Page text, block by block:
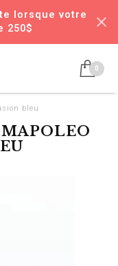
lorsque votre
250$
0
bleu